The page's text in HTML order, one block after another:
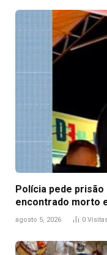
Polícia pede prisão
encontrado morto
agosto 5, 2026 0